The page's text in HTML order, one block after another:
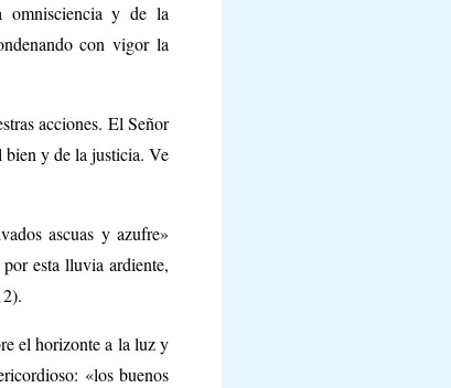
omnisciencia y de la
con vigor la
acciones. El Señor
bien y de la justicia. Ve
ascuas y azufre»
esta lluvia ardiente,
el horizonte a la luz y
«los buenos